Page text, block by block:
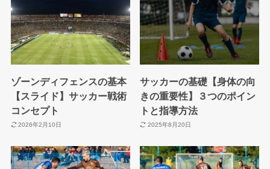
ゾーンディフェンスの基本
【スライド】サッカー戦術
コンセプト
2026年2月10日
サッカーの基礎【身体の向
きの重要性】３つのポイン
トと指導方法
2025年8月20日